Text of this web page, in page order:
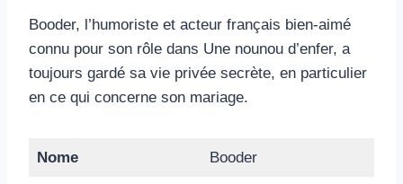
Booder, l’humoriste et acteur français bien-aimé
connu pour son rôle dans Une nounou d’enfer, a
toujours gardé sa vie privée secrète, en particulier
en ce qui concerne son mariage.
Nome Booder